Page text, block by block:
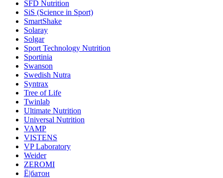
SFD Nutrition
SiS (Science in Sport)
SmartShake
Solaray
Solgar
Sport Technology Nutrition
Sportinia
Swanson
Swedish Nutra
Syntrax
Tree of Life
Twinlab
Ultimate Nutrition
Universal Nutrition
VAMP
VISTENS
VP Laboratory
Weider
ZEROMI
Ё|батон